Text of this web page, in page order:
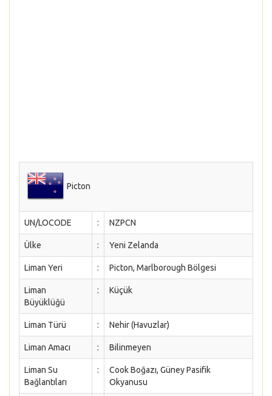
Picton
UN/LOCODE : NZPCN
Ülke : Yeni Zelanda
Liman Yeri : Picton, Marlborough Bölgesi
Liman
Büyüklüğü
: Küçük
Liman Türü : Nehir (Havuzlar)
Liman Amacı : Bilinmeyen
Liman Su
Bağlantıları
:
Cook Boğazı, Güney Pasifik
Okyanusu